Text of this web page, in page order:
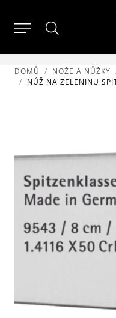
DOMŮ NOŽE A NŮŽKY
NŮŽ NA ZELENINU